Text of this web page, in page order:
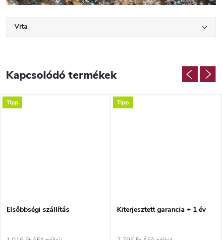
Vita
Kapcsolódó termékek
Tipp
Elsőbbségi szállítás
Tipp
Kiterjesztett garancia + 1 év